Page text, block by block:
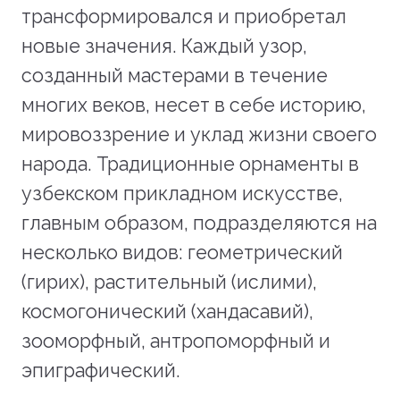
трансформировался и приобретал
новые значения. Каждый узор,
созданный мастерами в течение
многих веков, несет в себе историю,
мировоззрение и уклад жизни своего
народа. Традиционные орнаменты в
узбекском прикладном искусстве,
главным образом, подразделяются на
несколько видов: геометрический
(гирих), растительный (ислими),
космогонический (хандасавий),
зооморфный, антропоморфный и
эпиграфический.